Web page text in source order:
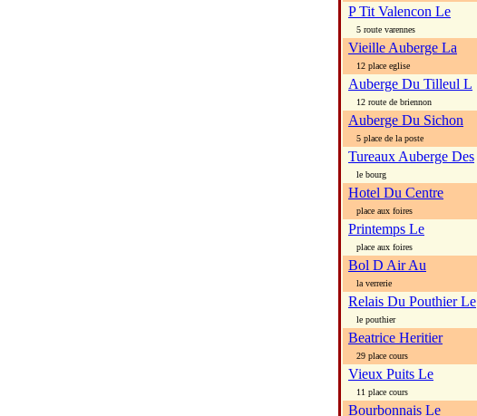
P Tit Valencon Le
5 route varennes
Vieille Auberge La
12 place eglise
Auberge Du Tilleul L
12 route de briennon
Auberge Du Sichon
5 place de la poste
Tureaux Auberge Des
le bourg
Hotel Du Centre
place aux foires
Printemps Le
place aux foires
Bol D Air Au
la verrerie
Relais Du Pouthier Le
le pouthier
Beatrice Heritier
29 place cours
Vieux Puits Le
11 place cours
Bourbonnais Le